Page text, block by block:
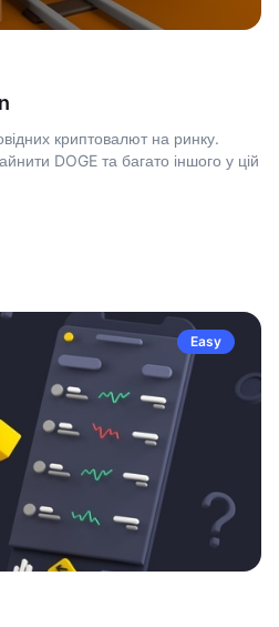
криптовалют на ринку.
DOGE та багато іншого у цій
Easy